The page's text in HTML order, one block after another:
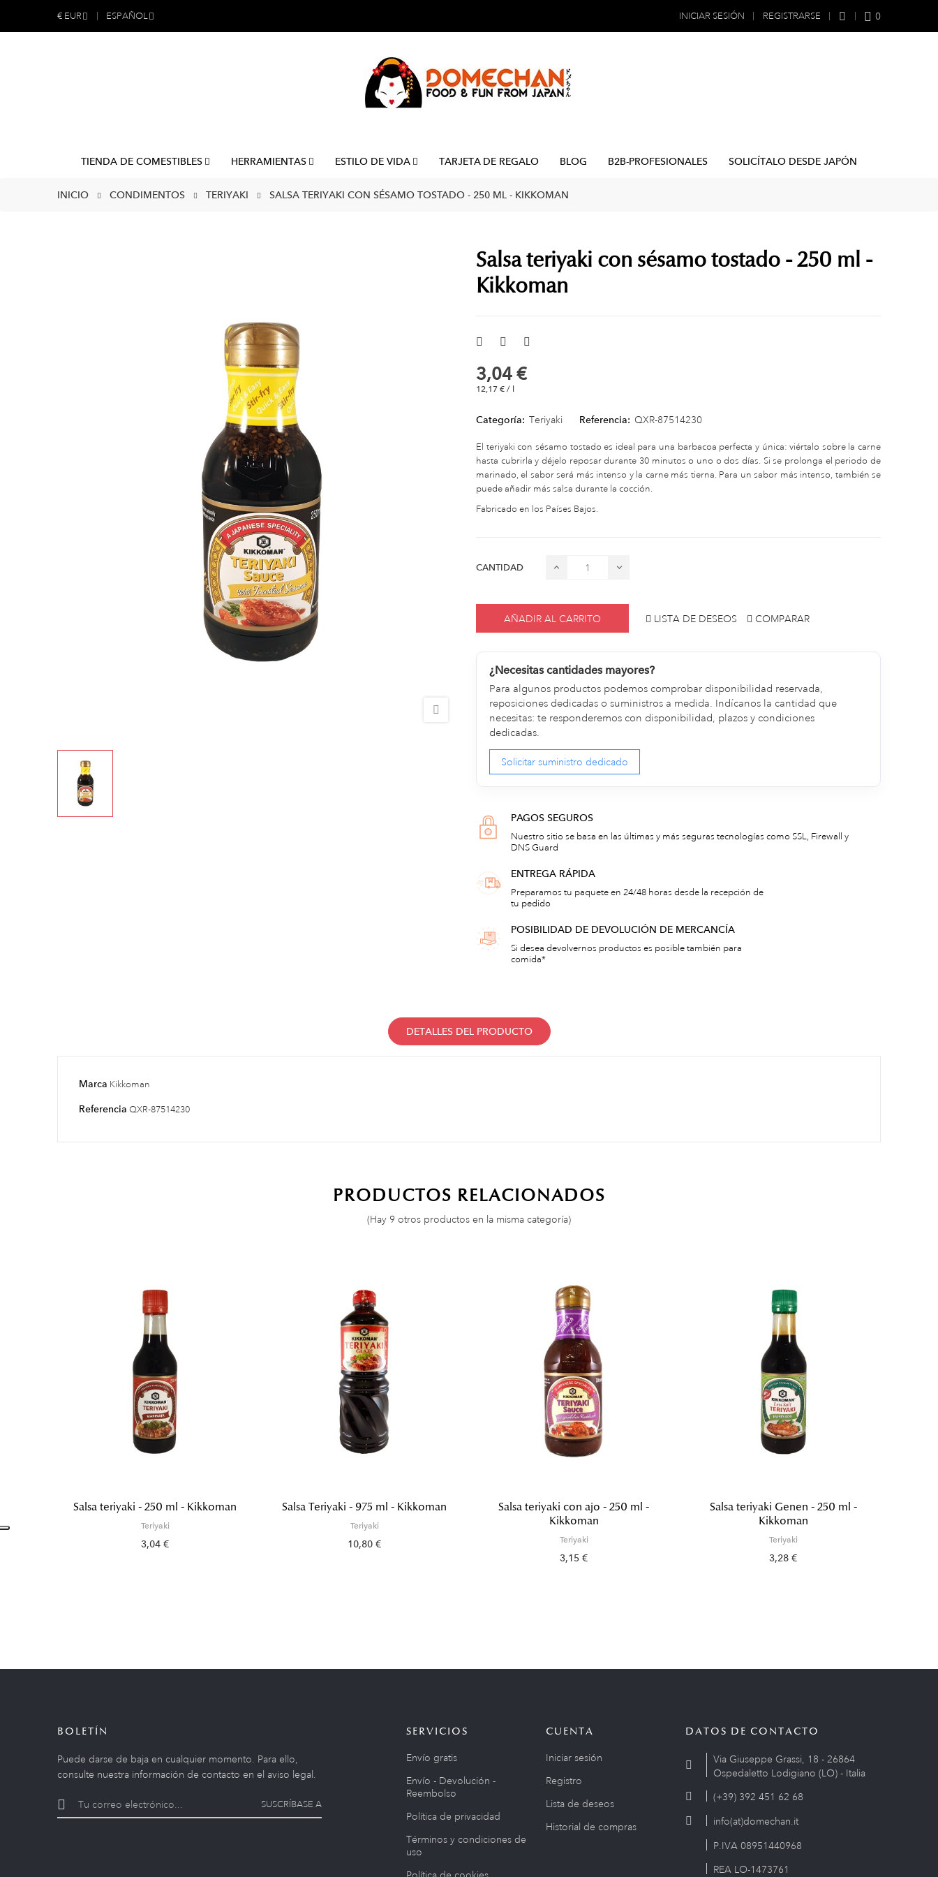
€ EUR ESPAÑOL INICIAR SESIÓN REGISTRARSE 0
TIENDA DE COMESTIBLES HERRAMIENTAS ESTILO DE VIDA TARJETA DE REGALO BLOG B2B-PROFESIONALES SOLICÍTALO DESDE JAPÓN
INICIO CONDIMENTOS TERIYAKI SALSA TERIYAKI CON SÉSAMO TOSTADO - 250 ML - KIKKOMAN
Salsa teriyaki con sésamo tostado - 250 ml -
Kikkoman
3,04 €
12,17 € / l
Categoría: Teriyaki Referencia: QXR-87514230
El teriyaki con sésamo tostado es ideal para una barbacoa perfecta y única: viértalo sobre la carne
hasta cubrirla y déjelo reposar durante 30 minutos o uno o dos días. Si se prolonga el periodo de
marinado, el sabor será más intenso y la carne más tierna. Para un sabor más intenso, también se
puede añadir más salsa durante la cocción.
Fabricado en los Países Bajos.
CANTIDAD
AÑADIR AL CARRITO LISTA DE DESEOS COMPARAR
¿Necesitas cantidades mayores?
Para algunos productos podemos comprobar disponibilidad reservada,
reposiciones dedicadas o suministros a medida. Indícanos la cantidad que
necesitas: te responderemos con disponibilidad, plazos y condiciones
dedicadas.
Solicitar suministro dedicado
PAGOS SEGUROS
Nuestro sitio se basa en las últimas y más seguras tecnologías como SSL, Firewall y
DNS Guard
ENTREGA RÁPIDA
Preparamos tu paquete en 24/48 horas desde la recepción de
tu pedido
POSIBILIDAD DE DEVOLUCIÓN DE MERCANCÍA
Si desea devolvernos productos es posible también para
comida*
DETALLES DEL PRODUCTO
Marca Kikkoman
Referencia QXR-87514230
PRODUCTOS RELACIONADOS
(Hay 9 otros productos en la misma categoría)
Salsa teriyaki - 250 ml - Kikkoman
Teriyaki
3,04 €
Salsa Teriyaki - 975 ml - Kikkoman
Teriyaki
10,80 €
Salsa teriyaki con ajo - 250 ml -
Kikkoman
Teriyaki
3,15 €
Salsa teriyaki Genen - 250 ml -
Kikkoman
Teriyaki
3,28 €
BOLETÍN
Puede darse de baja en cualquier momento. Para ello,
consulte nuestra información de contacto en el aviso legal.
SUSCRÍBASE A
SERVICIOS
Envío gratis
Envío - Devolución -
Reembolso
Política de privacidad
Términos y condiciones de
uso
CUENTA
Iniciar sesión
Registro
Lista de deseos
Historial de compras
DATOS DE CONTACTO
Via Giuseppe Grassi, 18 - 26864
Ospedaletto Lodigiano (LO) - Italia
(+39) 392 451 62 68
info(at)domechan.it
P.IVA 08951440968
REA LO-1473761